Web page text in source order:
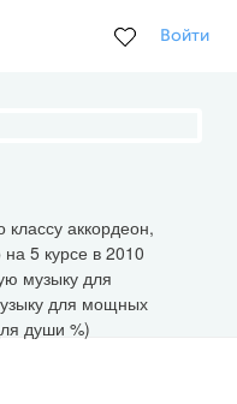
Войти
аккордеон,
5 курсе в 2010
музыку для
для мощных
души %)